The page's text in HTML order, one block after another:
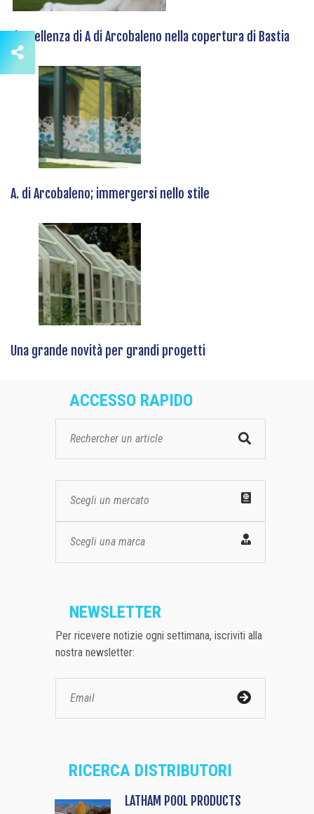
L’eccellenza di A di Arcobaleno nella copertura di Bastia
A. di Arcobaleno; immergersi nello stile
Una grande novità per grandi progetti
ACCESSO RAPIDO
Scegli un mercato
Scegli una marca
NEWSLETTER
Per ricevere notizie ogni settimana, iscriviti alla
nostra newsletter:
RICERCA DISTRIBUTORI
LATHAM POOL PRODUCTS